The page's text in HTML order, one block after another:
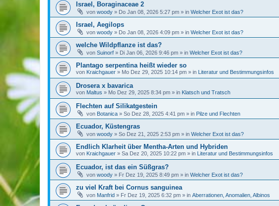
Israel, Boraginaceae 2
von woody » Do Jan 08, 2026 5:27 pm » in Welcher Exot ist das?
Israel, Aegilops
von woody » Do Jan 08, 2026 4:09 pm » in Welcher Exot ist das?
welche Wildpflanze ist das?
von Suinorf » Di Jan 06, 2026 9:46 pm » in Welcher Exot ist das?
Plantago serpentina heißt wieder so
von Kraichgauer » Mo Dez 29, 2025 10:14 pm » in Literatur und Bestimmungsinfos
Drosera x bavarica
von Maltus » Mo Dez 29, 2025 8:34 pm » in Klatsch und Tratsch
Flechten auf Silikatgestein
von Botanica » So Dez 28, 2025 4:41 pm » in Pilze und Flechten
Ecuador, Küstengras
von woody » So Dez 21, 2025 2:53 pm » in Welcher Exot ist das?
Endlich Klarheit über Mentha-Arten und Hybriden
von Kraichgauer » Sa Dez 20, 2025 10:22 pm » in Literatur und Bestimmungsinfos
Ecuador, ist das ein Süßgras?
von woody » Fr Dez 19, 2025 8:49 pm » in Welcher Exot ist das?
zu viel Kraft bei Cornus sanguinea
von Manfrid » Fr Dez 19, 2025 6:32 pm » in Aberrationen, Anomalien, Albinos